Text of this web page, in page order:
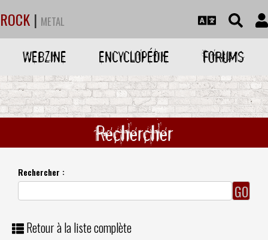
ROCK | METAL
WEBZINE ENCYCLOPÉDIE FORUMS
Rechercher
Rechercher :
Retour à la liste complète